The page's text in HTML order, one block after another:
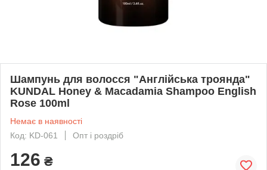
Шампунь для волосся "Англійська троянда"
KUNDAL Honey & Macadamia Shampoo English
Rose 100ml
Немає в наявності
Код: KD-061
Опт і роздріб
126 ₴